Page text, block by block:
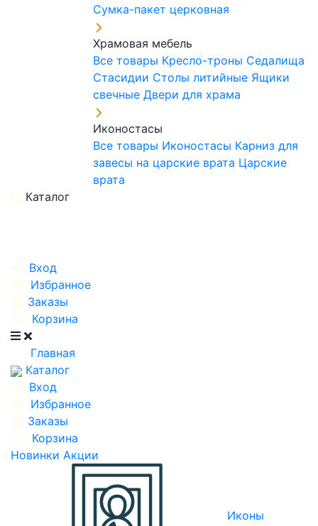
Сумка-пакет церковная
Храмовая мебель
Все товары Кресло-троны Седалища
Стасидии Столы литийные Ящики
свечные Двери для храма
Иконостасы
Все товары Иконостасы Карниз для
завесы на царские врата Царские
врата
Каталог
Вход
Избранное
Заказы
Корзина
Главная
Каталог
Вход
Избранное
Заказы
Корзина
Новинки Акции
Иконы